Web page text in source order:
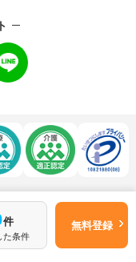
件
た条件
無料登録
マイナビ保育士
│お問い合わせ